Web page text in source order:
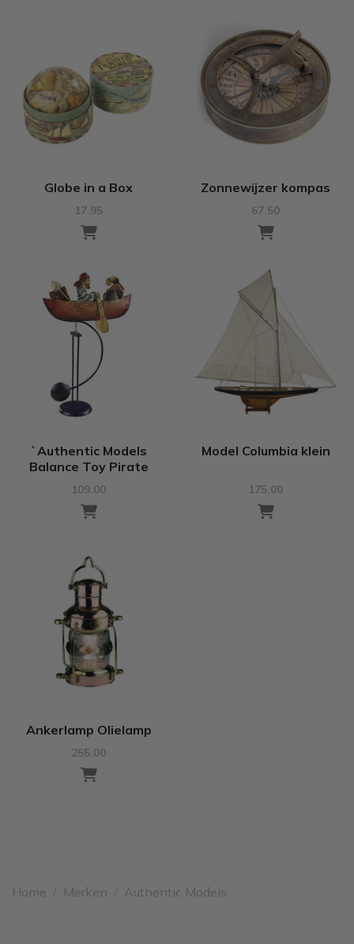
Globe in a Box
17.95
Zonnewijzer kompas
67.50
`Authentic Models
Balance Toy Pirate
109.00
Model Columbia klein
175.00
Ankerlamp Olielamp
255.00
Home Merken Authentic Models